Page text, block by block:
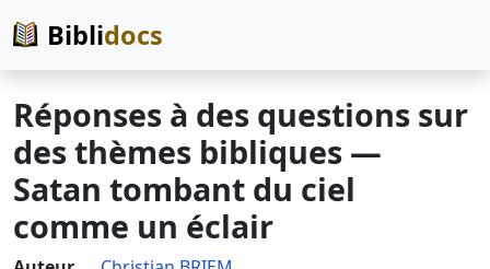
Biblidocs
Réponses à des questions sur
des thèmes bibliques —
Satan tombant du ciel
comme un éclair